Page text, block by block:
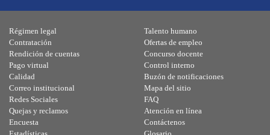
Régimen legal
Contratación
Rendición de cuentas
Pago virtual
Calidad
Talento humano
Ofertas de empleo
Concurso docente
Control interno
Buzón de notificaciones
Correo institucional
Redes Sociales
Quejas y reclamos
Encuesta
Mapa del sitio
FAQ
Atención en línea
Contáctenos